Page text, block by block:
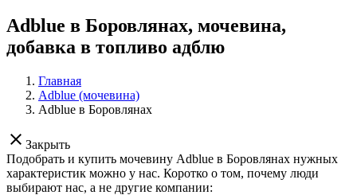
Adblue в Боровлянах, мочевина,
добавка в топливо адблю
Главная
Adblue (мочевина)
Adblue в Боровлянах
clear Закрыть
Подобрать и купить мочевину Adblue в Боровлянах нужных
характеристик можно у нас. Коротко о том, почему люди
выбирают нас, а не другие компании: